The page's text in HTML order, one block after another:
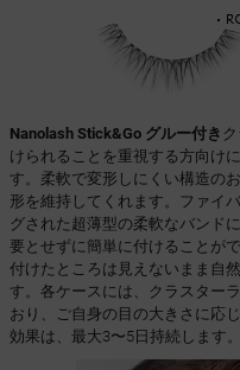
Nanolash Stick&Go グルー付き
けられることを重視する方向け
す。柔軟で変形しにくい構造の
形を維持してくれます。ファイ
グされた超薄型の柔軟なバンド
要とせずに簡単に付けることが
付けたところは見えないまま自
す。各ケースには、クラスター
おり、ご自身の目の大きさに応
効果は、最大3〜5日持続します。